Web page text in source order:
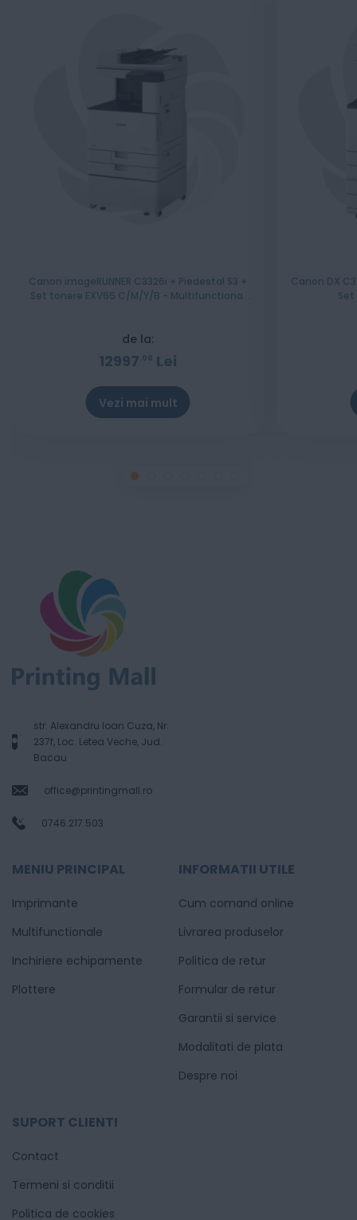
Canon imageRUNNER C3326i + Piedestal S3 +
Set tonere EXV65 C/M/Y/B - Multifunctional
de la:
12997 00 Lei
Vezi mai mult
Canon DX
str. Alexandru Ioan Cuza, Nr.
237f, Loc. Letea Veche, Jud.
Bacau
office@printingmall.ro
0746.217.503
MENIU PRINCIPAL
Imprimante
Multifunctionale
Inchiriere echipamente
Plottere
INFORMATII UTILE
Cum comand online
Livrarea produselor
Politica de retur
Formular de retur
Garantii si service
Modalitati de plata
Despre noi
SUPORT CLIENTI
Contact
Termeni si conditii
Politica de cookies